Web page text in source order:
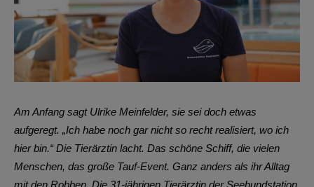
Am Anfang sagt Ulrike Meinfelder, sie sei doch etwas
aufgeregt. „Ich habe noch gar nicht so recht realisiert, wo ich
hier bin.“ Die Tierärztin lacht. Das schöne Schiff, die vielen
Menschen, das große Tauf-Event. Ganz anders als ihr Alltag